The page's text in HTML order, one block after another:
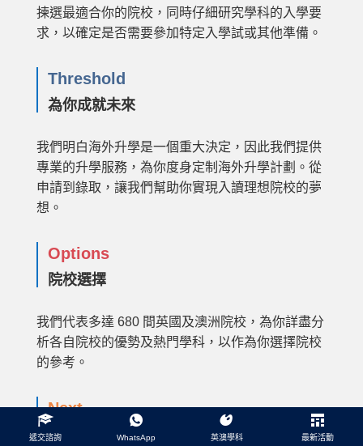
揀選最適合你的院校，同時仔細研究學科的入學要
求，以確定是否需要參加特定入學試或其他準備。
Threshold
為你成就未來
我們明白海外升學是一個重大決定，因此我們提供
專業的升學服務，為你度身定制海外升學計劃。從
申請到錄取，讓我們幫助你實現入讀理想院校的夢
想。
Options
院校選擇
我們代表多達 680 間英國及澳洲院校，為你詳盡分
析各自院校的優勢及熱門學科，以作為你選擇院校
的參考。
Next
下一步計劃
遞交諮詢 WhatsApp 英澳學科 最新活動